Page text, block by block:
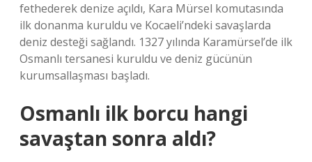
fethederek denize açıldı, Kara Mürsel komutasında
ilk donanma kuruldu ve Kocaeli’ndeki savaşlarda
deniz desteği sağlandı. 1327 yılında Karamürsel’de ilk
Osmanlı tersanesi kuruldu ve deniz gücünün
kurumsallaşması başladı.
Osmanlı ilk borcu hangi
savaştan sonra aldı?